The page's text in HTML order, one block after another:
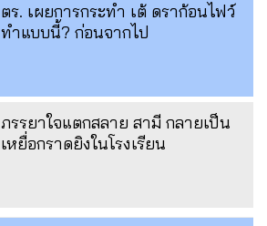
ตร. เผยการกระทำ เต้ ดราก้อนไฟว์
ทำแบบนี้? ก่อนจากไป
ภรรยาใจแตกสลาย สามี กลายเป็น
เหยื่อกราดยิงในโรงเรียน